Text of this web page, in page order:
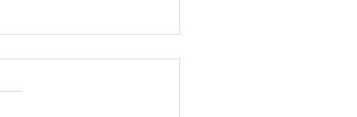
日 大府市
とんレンタルご予約いただ